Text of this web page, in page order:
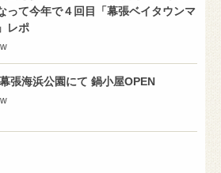
って今年で４回目「幕張ベイタウンマ
レポ
張海浜公園にて 鍋小屋OPEN